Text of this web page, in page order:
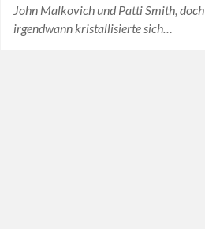
John Malkovich und Patti Smith, doch
irgendwann kristallisierte sich…